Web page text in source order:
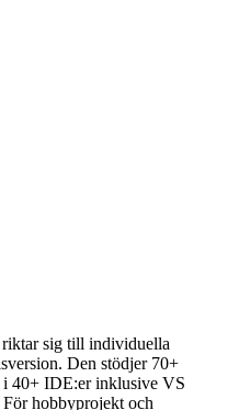
riktar sig till individuella
Den stödjer 70+
i 40+ IDE:er inklusive VS
hobbyprojekt och